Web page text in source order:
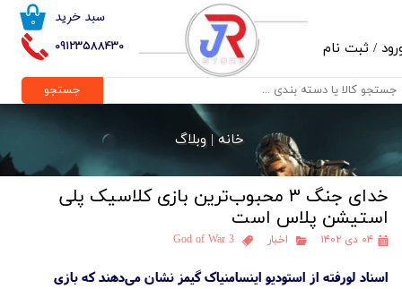
09123588430
۰ سبد خرید
/ ثبت نام
حساب کاربری من
تغییر گذر واژه
خروج از حساب کاربری
جستجو
خانه |وبلاگ
خدای جنگ ۳ محبوب‌ترین بازی کلاسیک پلی
استیشن پلاس است
۰۴ دی ۱۴۰۲ اخبار God of War 3
اسناد لورفته از استودیو اینسامنیاک گیمز نشان می‌دهند که بازی